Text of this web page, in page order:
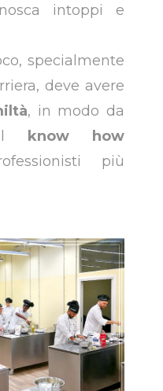
intoppi e
specialmente
deve avere
, in modo da
know how
più